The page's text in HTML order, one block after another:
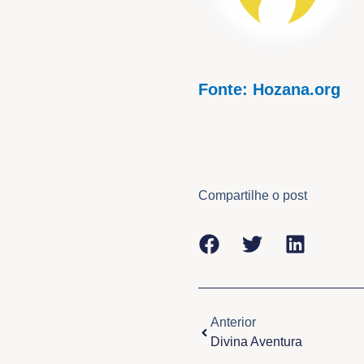
Fonte: Hozana.org
Compartilhe o post
Anterior
Divina Aventura